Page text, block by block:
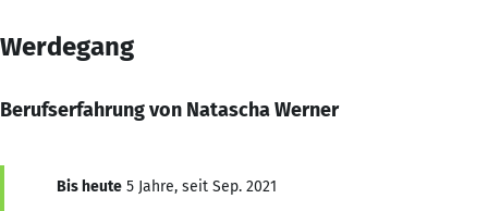
Werdegang
Berufserfahrung von Natascha Werner
Bis heute 5 Jahre, seit Sep. 2021